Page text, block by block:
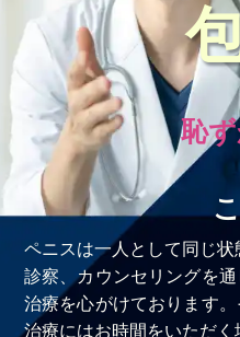
恥
ペニスは一人として同じ状
診察、カウンセリングを
治療を心がけております
治療にはお時間をいただく